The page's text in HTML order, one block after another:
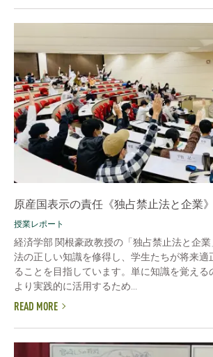
原産国表示の責任《独占禁止法と企業》
授業レポート
経済学部 関根豪政教授の「独占禁止法と企
法の正しい知識を修得し、学生たちが将来適
ることを目指しています。単に知識を覚える
より実践的に活用するため...
READ MORE